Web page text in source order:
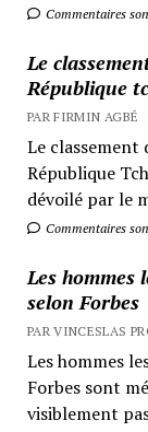
Commentaires
Le
République
PAR FIRMIN AGBÉ
Le classement
République
dévoilé par le
Commentaires
Les hommes
selon Forbes
PAR VINCESLAS
Les hommes
Forbes sont
visiblement